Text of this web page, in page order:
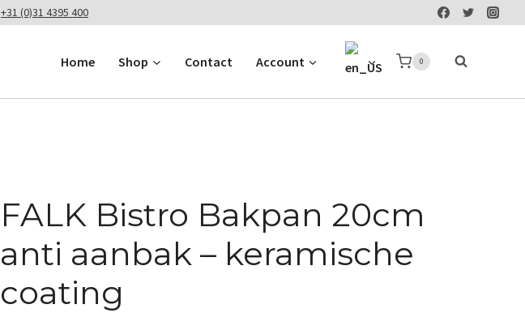
+31 (0)31 4395 400
Home Shop Contact Account 0
FALK Bistro Bakpan 20cm
anti aanbak – keramische
coating